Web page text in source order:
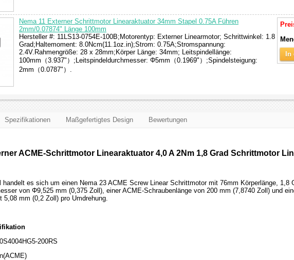
Nema 11 Externer Schrittmotor Linearaktuator 34mm Stapel 0.75A Führen
2mm/0.07874" Länge 100mm
Hersteller #: 11LS13-0754E-100B;Motorentyp: Externer Linearmotor; Schrittwinkel: 1.8
Grad;Haltemoment: 8.0Ncm(11.1oz.in);Strom: 0.75A;Stromspannung:
2.4V.Rahmengröße: 28 x 28mm;Körper Länge: 34mm; Leitspindellänge:
100mm（3.937"）;Leitspindeldurchmesser: Φ5mm（0.1969"）;Spindelsteigung:
2mm（0.0787"）.
Spezifikationen Maßgefertigtes Design Bewertungen
ACME-Schrittmotor Linearaktuator 4,0 A 2Nm 1,8 Grad Schrittmotor
handelt es sich um einen Nema 23 ACME Screw Linear Schrittmotor mit 76mm Körperlänge,
von Φ9,525 mm (0,375 Zoll), einer ACME-Schraubenlänge von 200 mm (7,8740 Zoll) und
5,08 mm (0,2 Zoll) pro Umdrehung.
200RS